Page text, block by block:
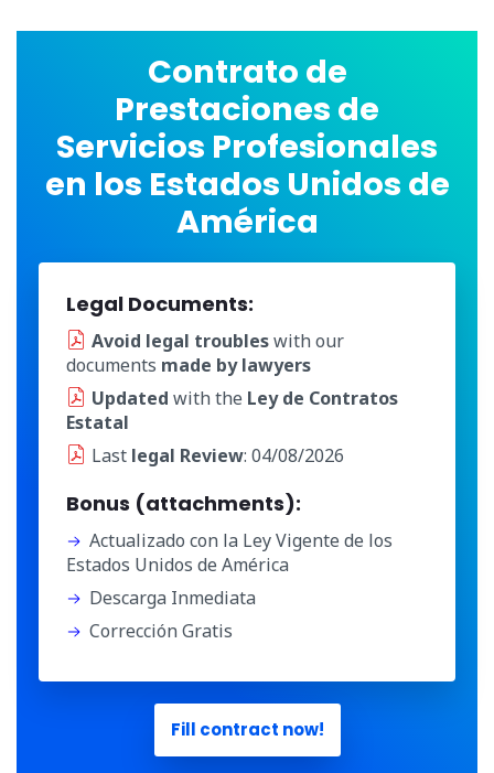
Contrato de
Prestaciones de
Servicios Profesionales
en los Estados Unidos de
América
Legal Documents:
Avoid legal troubleswith our
documents made by lawyers
Updated with the Ley de Contratos
Estatal
Last legal Review: 04/08/2026
Bonus (attachments):
Actualizado con la Ley Vigente de los
Estados Unidos de América
Descarga Inmediata
Corrección Gratis
Fill contract now!